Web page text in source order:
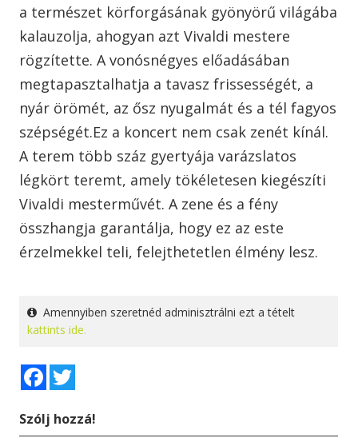
a természet körforgásának gyönyörű világába
kalauzolja, ahogyan azt Vivaldi mestere
rögzítette. A vonósnégyes előadásában
megtapasztalhatja a tavasz frissességét, a
nyár örömét, az ősz nyugalmát és a tél fagyos
szépségét.Ez a koncert nem csak zenét kínál.
A terem több száz gyertyája varázslatos
légkört teremt, amely tökéletesen kiegészíti
Vivaldi mesterművét. A zene és a fény
összhangja garantálja, hogy ez az este
érzelmekkel teli, felejthetetlen élmény lesz.
Amennyiben szeretnéd adminisztrálni ezt a tételt
kattints ide.
Facebook
Szólj hozzá!